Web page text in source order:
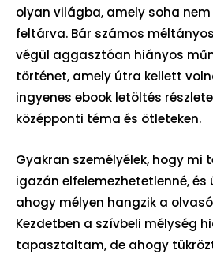
olyan világba, amely soha
feltárva. Bár számos
végül aggasztóan hiányos
történet, amely útra kellett
ingyenes ebook letöltés
középponti téma és ötleteken.
Gyakran személyélek, hogy mi
igazán elfelemezhetetlenné, és
ahogy mélyen hangzik a
Kezdetben a szívbeli mélység
tapasztaltam, de ahogy